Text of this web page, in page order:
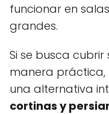
funcionar en
grandes.
Si se busca
manera práctica,
una alternativa
cortinas y